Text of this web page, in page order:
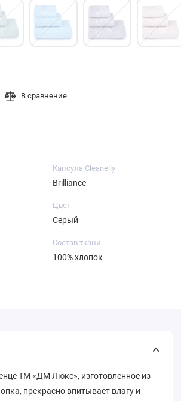
В сравнение
Капсула Cleanelly
Brilliance
Цвет
Серый
Состав ткани
100% хлопок
ТМ «ДМ Люкс», изготовленное из
прекрасно впитывает влагу и